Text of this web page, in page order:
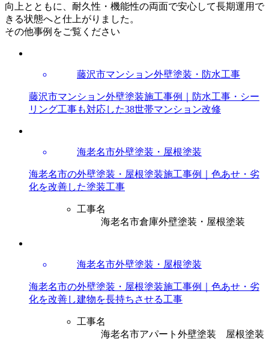
向上とともに、耐久性・機能性の両面で安心して長期運用で
きる状態へと仕上がりました。
その他事例をご覧ください
藤沢市マンション外壁塗装・防水工事
藤沢市マンション外壁塗装施工事例｜防水工事・シー
リング工事も対応した38世帯マンション改修
海老名市外壁塗装・屋根塗装
海老名市の外壁塗装・屋根塗装施工事例｜色あせ・劣
化を改善した塗装工事
工事名
海老名市倉庫外壁塗装・屋根塗装
海老名市外壁塗装・屋根塗装
海老名市の外壁塗装・屋根塗装施工事例｜色あせ・劣
化を改善し建物を長持ちさせる工事
工事名
海老名市アパート外壁塗装 屋根塗装